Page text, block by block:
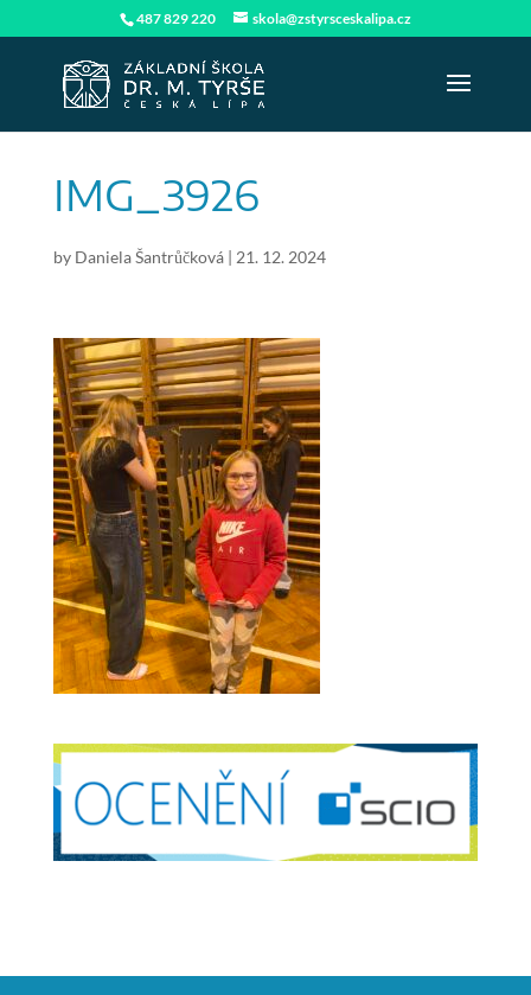
487 829 220 skola@zstyrsceskalipa.cz
IMG_3926
by Daniela Šantrůčková| 21. 12. 2024